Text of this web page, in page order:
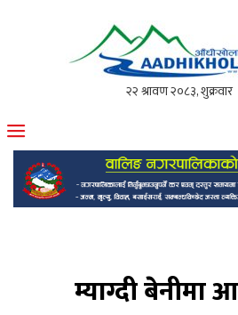
मोफसलकै लोकप्रिय अनलाइन पत्रिका
म्याग्दी बेनीमा